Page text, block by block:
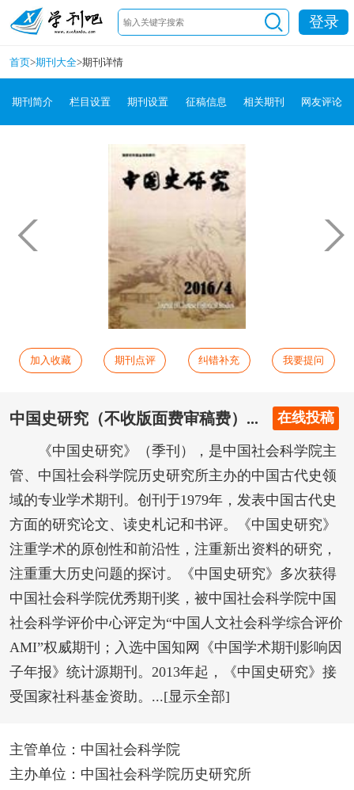
登录
首页>期刊大全>期刊详情
期刊简介 栏目设置 期刊设置 征稿信息 相关期刊 网友评论
加入收藏 期刊点评 纠错补充 我要提问
中国史研究（不收版面费审稿费）... 在线投稿
《中国史研究》（季刊），是中国社会科学院主
管、中国社会科学院历史研究所主办的中国古代史领
域的专业学术期刊。创刊于1979年，发表中国古代史
方面的研究论文、读史札记和书评。《中国史研究》
注重学术的原创性和前沿性，注重新出资料的研究，
注重重大历史问题的探讨。《中国史研究》多次获得
中国社会科学院优秀期刊奖，被中国社会科学院中国
社会科学评价中心评定为“中国人文社会科学综合评价
AMI”权威期刊；入选中国知网《中国学术期刊影响因
子年报》统计源期刊。2013年起，《中国史研究》接
受国家社科基金资助。...[显示全部]
主管单位：中国社会科学院
主办单位：中国社会科学院历史研究所